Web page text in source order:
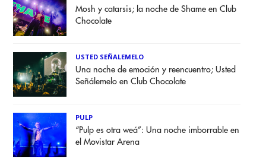
Mosh y catarsis; la noche de Shame en Club
Chocolate
USTED SEÑALEMELO
Una noche de emoción y reencuentro; Usted
Señálemelo en Club Chocolate
PULP
“Pulp es otra weá”: Una noche imborrable en
el Movistar Arena